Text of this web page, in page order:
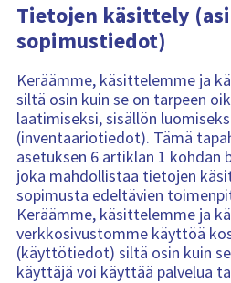
Tietojen käsittely
sopimustiedot)
Keräämme, käsittelemme ja
siltä osin kuin se on tarpeen
laatimiseksi, sisällön
(inventaariotiedot). Tämä
asetuksen 6 artiklan 1 kohdan
joka mahdollistaa tietojen
sopimusta edeltävien
Keräämme, käsittelemme ja
verkkosivustomme käyttöä
(käyttötiedot) siltä osin kuin
käyttäjä voi käyttää palvelua